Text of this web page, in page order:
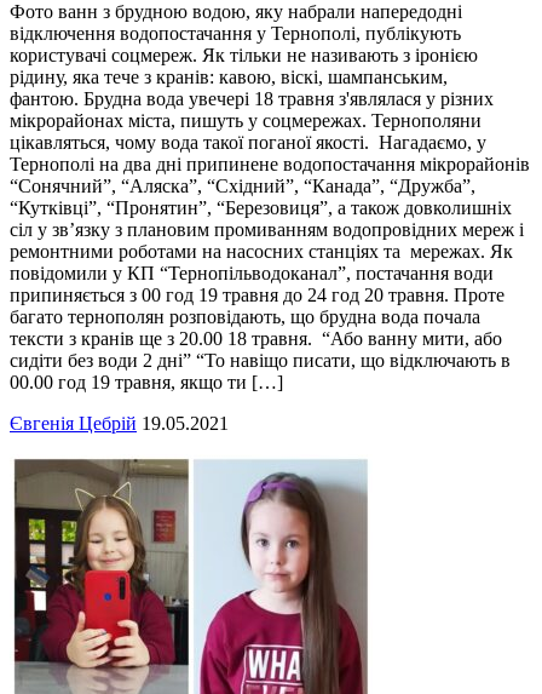
Фото ванн з брудною водою, яку набрали напередодні
відключення водопостачання у Тернополі, публікують
користувачі соцмереж. Як тільки не називають з іронією
рідину, яка тече з кранів: кавою, віскі, шампанським,
фантою. Брудна вода увечері 18 травня з'являлася у різних
мікрорайонах міста, пишуть у соцмережах. Тернополяни
цікавляться, чому вода такої поганої якості. Нагадаємо, у
Тернополі на два дні припинене водопостачання мікрорайонів
“Сонячний”, “Аляска”, “Східний”, “Канада”, “Дружба”,
“Кутківці”, “Пронятин”, “Березовиця”, а також довколишніх
сіл у зв’язку з плановим промиванням водопровідних мереж і
ремонтними роботами на насосних станціях та мережах. Як
повідомили у КП “Тернопільводоканал”, постачання води
припиняється з 00 год 19 травня до 24 год 20 травня. Проте
багато тернополян розповідають, що брудна вода почала
тексти з кранів ще з 20.00 18 травня. “Або ванну мити, або
сидіти без води 2 дні” “То навіщо писати, що відключають в
00.00 год 19 травня, якщо ти […]
Євгенія Цебрій 19.05.2021